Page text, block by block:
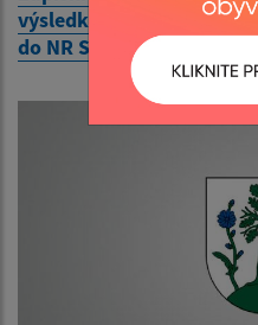
výsledku hlasovania vo
do NR SR 30.9.2023